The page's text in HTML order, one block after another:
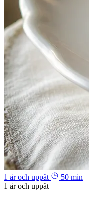
1 år och uppåt
50 min
1 år och uppåt